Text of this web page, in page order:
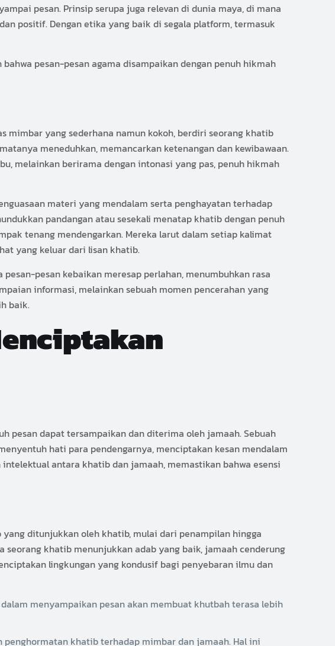
pesan. Prinsip serupa juga relevan di dunia maya, di mana
positif. Dengan etika yang baik di segala platform, termasuk
pesan-pesan agama disampaikan dengan penuh hikmah
mimbar yang sederhana namun kokoh, berdiri seorang khatib
meneduhkan, memancarkan ketenangan dan kewibawaan.
melainkan berirama dengan intonasi yang pas, penuh hikmah
materi yang mendalam serta penghayatan terhadap
pandangan atau sesekali menatap khatib dengan penuh
tenang mendengarkan. Mereka larut dalam setiap kalimat
yang keluar dari lisan khatib.
pesan kebaikan meresap perlahan, menumbuhkan rasa
informasi, melainkan sebuah momen pencerahan yang
baik.
pesan dapat tersampaikan dan diterima oleh jamaah. Sebuah
hati para pendengarnya, menciptakan kesan mendalam
antara khatib dan jamaah, memastikan bahwa esensi
ditunjukkan oleh khatib, mulai dari penampilan hingga
khatib menunjukkan adab yang baik, jamaah cenderung
lingkungan yang kondusif bagi penyebaran ilmu dan
menyampaikan pesan akan membuat khutbah terasa lebih
khatib terhadap mimbar dan jamaah. Hal ini